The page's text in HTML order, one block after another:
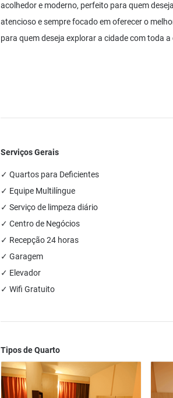
acolhedor e moderno, perfeito para quem
atencioso e sempre focado em oferecer o
para quem deseja explorar a cidade com toda
Serviços Gerais
✓ Quartos para Deficientes
✓ Equipe Multilíngue
✓ Serviço de limpeza diário
✓ Centro de Negócios
✓ Recepção 24 horas
✓ Garagem
✓ Elevador
✓ Wifi Gratuito
Tipos de Quarto